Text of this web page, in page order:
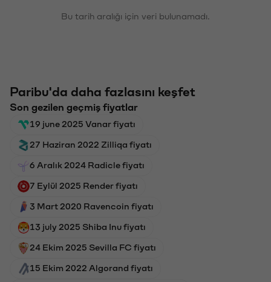
Bu tarih aralığı için veri bulunamadı.
Paribu'da daha fazlasını keşfet
Son gezilen geçmiş fiyatlar
19 june 2025 Vanar fiyatı
27 Haziran 2022 Zilliqa fiyatı
6 Aralık 2024 Radicle fiyatı
7 Eylül 2025 Render fiyatı
3 Mart 2020 Ravencoin fiyatı
13 july 2025 Shiba Inu fiyatı
24 Ekim 2025 Sevilla FC fiyatı
15 Ekim 2022 Algorand fiyatı